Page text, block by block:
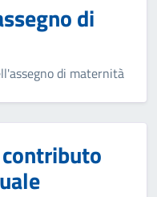
di
di maternità